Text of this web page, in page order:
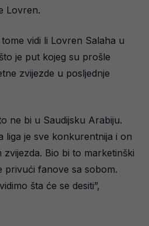
Lovren.
vidi li Lovren Salaha u
je put kojeg su prošle
zvijezde u posljednje
ne bi u Saudijsku Arabiju.
liga je sve konkurentnija i on
zvijezda. Bio bi to marketinški
privući fanove sa sobom.
šta će se desiti”,